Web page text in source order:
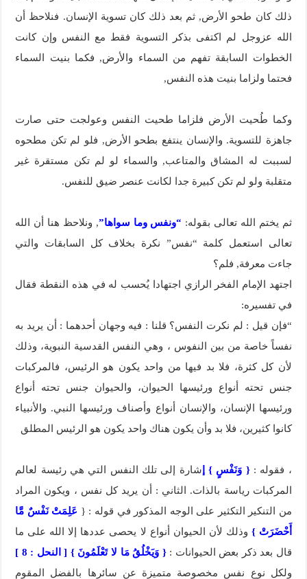
ذلك كان طحو الأرض, ثم بعد ذلك كان تسوية الإنسان. فنلاحظ أن
الله عزوجل لم اكتفى بذكر التسوية فقط مع النفس وإن كانت
الخطوات السابقة تفهم من السماء والأرض, فكما بنيت السماء
فحتما ولزاما بنيت هذه النفس,
وكما طُحيت الأرض فلزاما طحيت النفس وعولجت حتى صارت
جاهزة للتسوية. والإنسان ينتفع بطحو الأرض, فلو لم تكن مطحوه
لسببت له المشاق والمتاعب, والسماء لو لم تكن مستقرة غير
متقلبة ولو لم تكن كبيرة جدا لكانت عنصر ضيق للنفس.
ثم يختم الله تعالى بقوله: “ونفس وما سواها”, ونلاحظ هنا أن الله
تعالى استعمل كلمة “نفس” نكرة بخلاف كل السابقات والتي
جاءت معرفة, فلم؟
اجتهد الإمام الفخر الرازي اجتهادا يُحسب له في هذه النقطة فقال
في تفسيره:
“فإن قيل : لم نكرت النفس؟ قلنا : فيه وجهان أحدهما : أن يريد به
نفساً خاصة من بين النفوس ، وهي النفس القدسية النبوية، وذلك
لأن كل كثرة، فلا بد فيها من واحد يكون هو الرئيس، فالمركبات
جنس تحته أنواع ورئيسها الحيوان، والحيوان جنس تحته أنواع
ورئيسها الإنسان، والإنسان أنواع وأصناف ورئيسها النبي. والأنبياء
كانوا كثيرين، فلا بد وأن يكون هناك واحد يكون هو الرئيس المطلق
، فقوله :{ وَنَفْسٍ } إ شارة إلى تلك النفس التي هي رئيسة لعالم
المركبات رياسة بالذات. الثاني : أن يريد كل نفس ، ويكون المراد
من التنكير التكثير على الوجه المذكور في قوله : { عَلِمَتْ نَفْسٌ مَّا
أَحْضَرَتْ } وذلك لأن الحيوان أنواع لا يحصى عددها إلا الله على ما
قال بعد ذكر بعض الحيوانات :{ وَيَخْلُقُ مَا لا تَعْلَمُونَ } [ النحل : 8 ]
ولكل نوع نفس مخصوصة متميزة عن سائرها بالفضل المقوم